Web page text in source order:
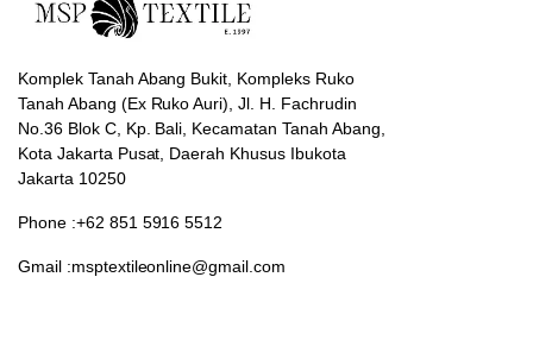
Komplek Tanah Abang Bukit, Kompleks Ruko
Tanah Abang (Ex Ruko Auri), Jl. H. Fachrudin
No.36 Blok C, Kp. Bali, Kecamatan Tanah Abang,
Kota Jakarta Pusat, Daerah Khusus Ibukota
Jakarta 10250
Phone :+62 851 5916 5512
Gmail :msptextileonline@gmail.com